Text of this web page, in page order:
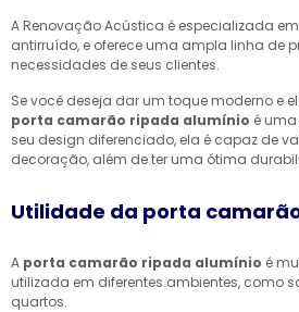
A Renovação Acústica é especializada
antirruído, e oferece uma ampla linha de
necessidades de seus clientes.
Se você deseja dar um toque moderno e
porta camarão ripada alumínio é
seu design diferenciado, ela é capaz de
decoração, além de ter uma ótima
Utilidade da porta
A porta camarão ripada alumínio é
utilizada em diferentes ambientes, como
quartos.